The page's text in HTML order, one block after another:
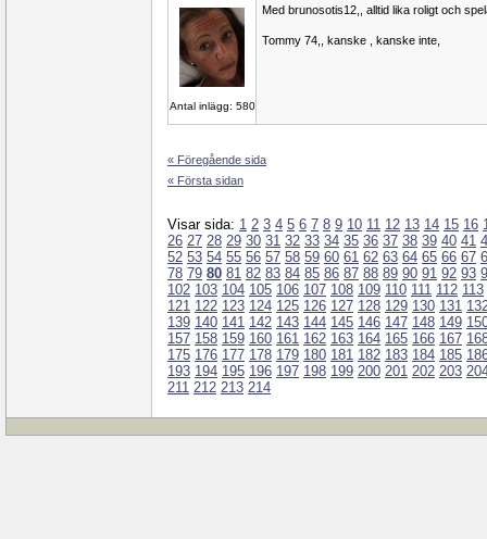
Antal inlägg: 580
Med brunosotis12,, alltid lika roligt och
Tommy 74,, kanske , kanske inte,
« Föregående sida
« Första sidan
Visar sida: 1 2 3 4 5 6 7 8 9 10 11 12 13 14 15 16
26 27 28 29 30 31 32 33 34 35 36 37 38 39 40 41
52 53 54 55 56 57 58 59 60 61 62 63 64 65 66 67
78 79 80 81 82 83 84 85 86 87 88 89 90 91 92 93
102 103 104 105 106 107 108 109 110 111 112 113
121 122 123 124 125 126 127 128 129 130 131
139 140 141 142 143 144 145 146 147 148 149
157 158 159 160 161 162 163 164 165 166 167
175 176 177 178 179 180 181 182 183 184 185
193 194 195 196 197 198 199 200 201 202 203
211 212 213 214